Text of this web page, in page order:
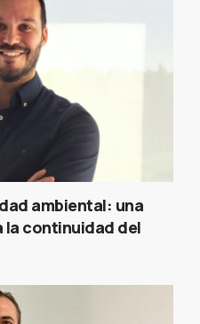
ambiental: una
la continuidad del